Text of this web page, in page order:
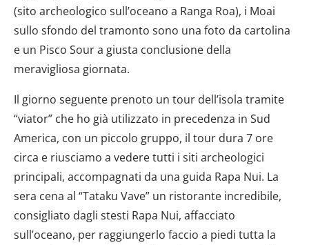
(sito archeologico sull’oceano a Ranga Roa), i Moai
sullo sfondo del tramonto sono una foto da cartolina
e un Pisco Sour a giusta conclusione della
meravigliosa giornata.
Il giorno seguente prenoto un tour dell’isola tramite
“viator” che ho già utilizzato in precedenza in Sud
America, con un piccolo gruppo, il tour dura 7 ore
circa e riusciamo a vedere tutti i siti archeologici
principali, accompagnati da una guida Rapa Nui. La
sera cena al “Tataku Vave” un ristorante incredibile,
consigliato dagli stesti Rapa Nui, affacciato
sull’oceano, per raggiungerlo faccio a piedi tutta la